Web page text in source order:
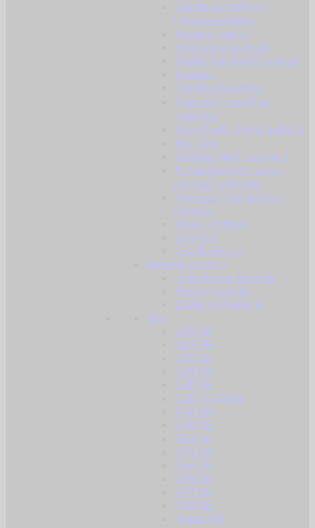
Zaštita za optičke i
refleksne ciljnike
Nogare / bipod
Vertikalni rukohvati
Prednji rukohvati / obloge
Kundaci
Taktičke svjetiljke
Montaže i nosači za
svjetiljke
Prigušivači i tracer jedinice
Rail / šine
Vanjske cijevi i adapteri
Kompenzatori trzaja i
razbijači plamena
Montaže i adapteri za
remnike
Pinovi / štiftovi
Selektori
Ostali dijelovi
Baterije i dodaci
Jednokratne baterije
Punjive baterije
Dodaci za baterije
BB-i
0.20 BB
0.23 BB
0.25 BB
0.28 BB
0.30 BB
0.32 / 0.33 BB
0.36 BB
0.40 BB
0.43 BB
0.45 BB
0.46 BB
0.48 BB
0.49 BB
0.50 BB
Tracer BB